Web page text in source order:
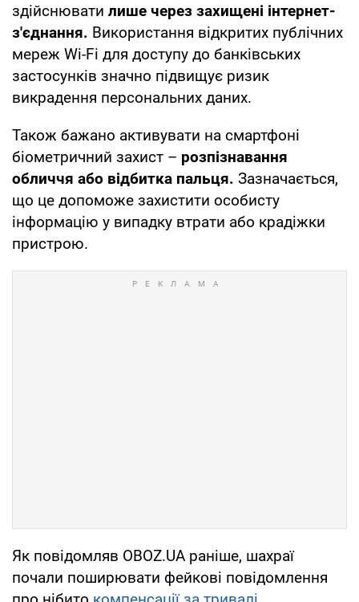
здійснювати лише через захищені інтернет-
з'єднання. Використання відкритих публічних
мереж Wi-Fi для доступу до банківських
застосунків значно підвищує ризик
викрадення персональних даних.
Також бажано активувати на смартфоні
біометричний захист – розпізнавання
обличчя або відбитка пальця. Зазначається,
що це допоможе захистити особисту
інформацію у випадку втрати або крадіжки
пристрою.
Як повідомляв OBOZ.UA раніше, шахраї
почали поширювати фейкові повідомлення